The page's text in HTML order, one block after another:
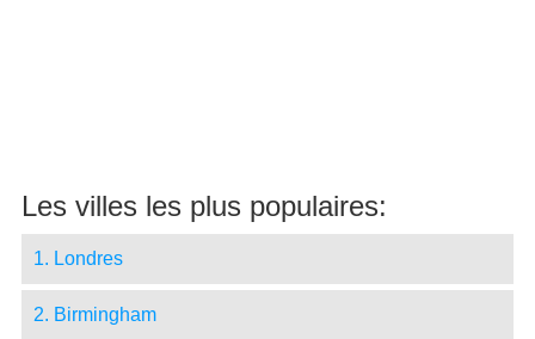
Les villes les plus populaires:
1. Londres
2. Birmingham